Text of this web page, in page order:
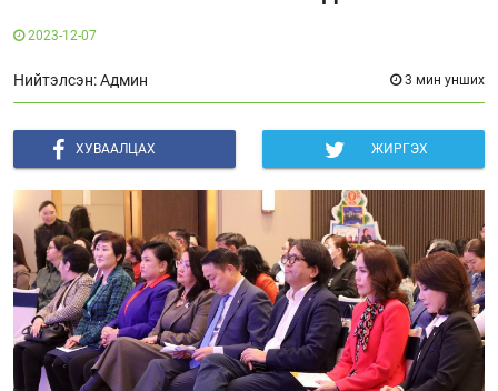
2023-12-07
Нийтэлсэн: Админ 3 мин унших
ХУВААЛЦАХ ЖИРГЭХ